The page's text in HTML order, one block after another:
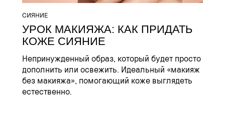
СИЯНИЕ
УРОК МАКИЯЖА: КАК ПРИДАТЬ
КОЖЕ СИЯНИЕ
Непринужденный образ, который будет просто
дополнить или освежить. Идеальный «макияж
без макияжа», помогающий коже выглядеть
естественно.